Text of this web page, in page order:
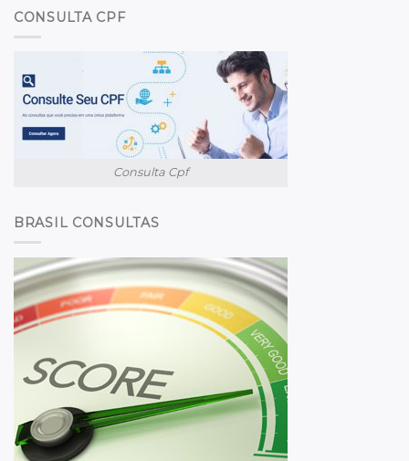
CONSULTA CPF
Consulta Cpf
BRASIL CONSULTAS